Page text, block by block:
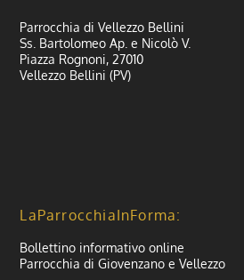
Parrocchia di Vellezzo Bellini
Ss. Bartolomeo Ap. e Nicolò V.
Piazza Rognoni, 27010
Vellezzo Bellini (PV)
LaParrocchiaInForma:
Bollettino informativo online
Parrocchia di Giovenzano e Vellezzo